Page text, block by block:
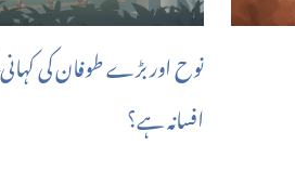
نوح اور بڑے طوفان کی
افسانہ ہے؟‏